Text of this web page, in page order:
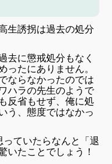
生誘拐は過去の処分
去に懲戒処分もなく
ったにありません。
ならなかったのでは
ハラの先生のようで
反省もせず、俺に処
う、態度ではなかっ
ていたらなんと「退
いたことでしょう！